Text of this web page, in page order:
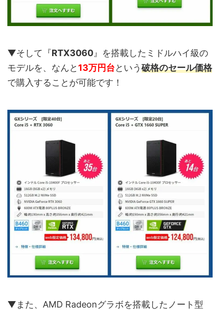
▼そして『RTX3060』を搭載したミドルハイ級の
モデルを、なんと 13万円台という破格のセール価格
で購入することが可能です！
▼また、AMD Radeonグラボを搭載したノート型